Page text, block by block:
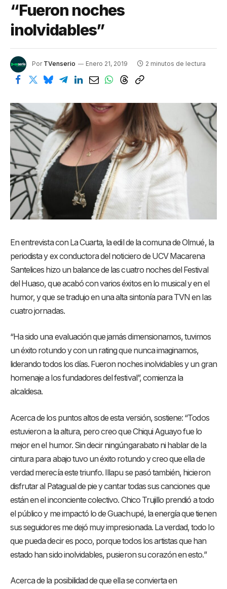
“Fueron noches
inolvidables”
Por TVenserio Enero 21, 2019 2 minutos de lectura
En entrevista con La Cuarta, la edil de la comuna de Olmué, la
periodista y ex conductora del noticiero de UCV Macarena
Santelices hizo un balance de las cuatro noches del Festival
del Huaso, que acabó con varios éxitos en lo musical y en el
humor, y que se tradujo en una alta sintonía para TVN en las
cuatro jornadas.
“Ha sido una evaluación que jamás dimensionamos, tuvimos
un éxito rotundo y con un rating que nunca imaginamos,
liderando todos los días. Fueron noches inolvidables y un gran
homenaje a los fundadores del festival”, comienza la
alcaldesa.
Acerca de los puntos altos de esta versión, sostiene: “Todos
estuvieron a la altura, pero creo que Chiqui Aguayo fue lo
mejor en el humor. Sin decir ningúngarabato ni hablar de la
cintura para abajo tuvo un éxito rotundo y creo que ella de
verdad merecía este triunfo. Illapu se pasó también, hicieron
disfrutar al Patagual de pie y cantar todas sus canciones que
están en el inconciente colectivo. Chico Trujillo prendió a todo
el público y me impactó lo de Guachupé, la energía que tienen
sus seguidores me dejó muy impresionada. La verdad, todo lo
que pueda decir es poco, porque todos los artistas que han
estado han sido inolvidables, pusieron su corazón en esto.”
Acerca de la posibilidad de que ella se convierta en